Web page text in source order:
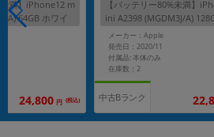
満】iPhone12 m
A) 64GB ホワイ
ー】
24,800 円 (税込)
【バッテリー80%未満】
ini A2398 (MGDM3J/A)
イト 【国内版SIMフリー】
メーカー：Apple
発売日：2020/11
付属品: 本体のみ
在庫数：2
中古Bランク